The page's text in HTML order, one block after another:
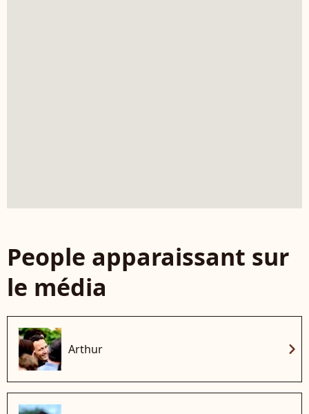
People apparaissant sur
le média
Arthur chevron_right